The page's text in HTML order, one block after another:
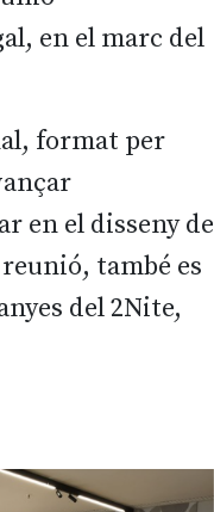
en el marc del
format per
en el disseny de
també es
del 2Nite,